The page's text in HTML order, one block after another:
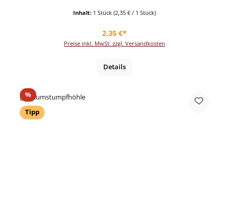
Inhalt: 1 Stück (2,35 € / 1 Stück)
Regulärer Preis:
2,35 €*
Preise inkl. MwSt. zzgl. Versandkosten
Details
%Rabatt
Tipp